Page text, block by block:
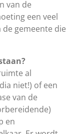
van de
een veel
gemeente die
al
niet!) of een
van de
en